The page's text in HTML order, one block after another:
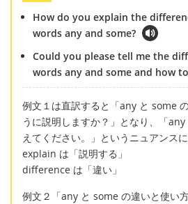
How do you explain the
words any and some?
Could you please tell me the
words any and some and how
例文１は直訳すると「any と some
うに説明しますか？」となり、「
えてください。」というニュアンスに
explain は「説明する」
difference は「違い」
例文２「any と some の違いと使い